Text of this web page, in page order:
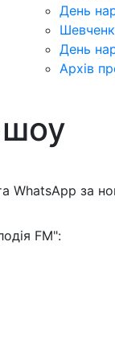
День
День
Архів
шоу
WhatsApp за
FM":